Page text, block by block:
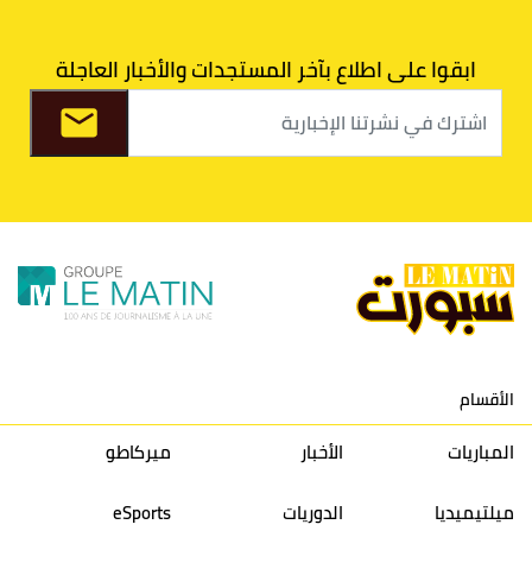
36
37
9 الكوكب المراكشي 30
27
26
36
10 النادي المكناسي 30
24
33
36
11 نادي النهضة زمامرة 30
28
37
33
13 إتحاد تواركة 30
32
40
31
ابقوا على اطلاع بآخر المستجدات والأخبار العاجلة
الأقسام
المباريات الأخبار
ميركاطو
ميلتيميديا
الدوريات eSports